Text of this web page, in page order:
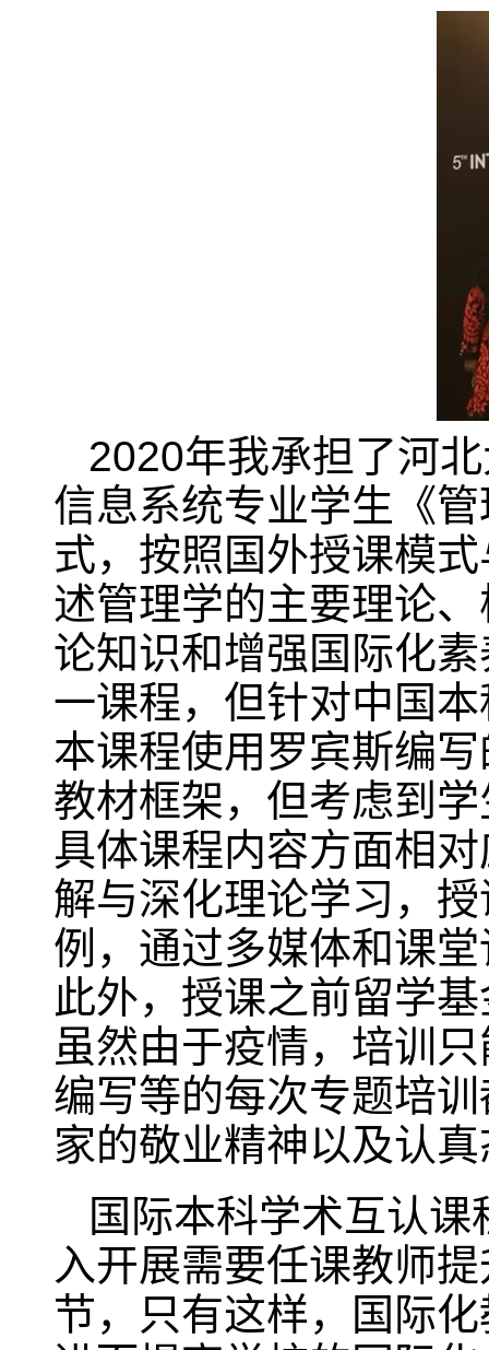
2020年我承担了河
信息系统专业学生《
式，按照国外授课模
述管理学的主要理论
论知识和增强国际化
一课程，但针对中国
本课程使用罗宾斯编
教材框架，但考虑到
具体课程内容方面相
解与深化理论学习，
例，通过多媒体和课
此外，授课之前留学
虽然由于疫情，培训
编写等的每次专题培
家的敬业精神以及认
国际本科学术互认
入开展需要任课教师
节，只有这样，国际